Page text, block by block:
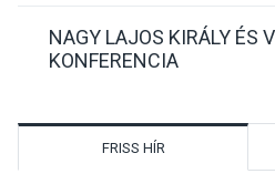
NAGY LAJOS KIRÁLY ÉS
KONFERENCIA
FRISS HÍR